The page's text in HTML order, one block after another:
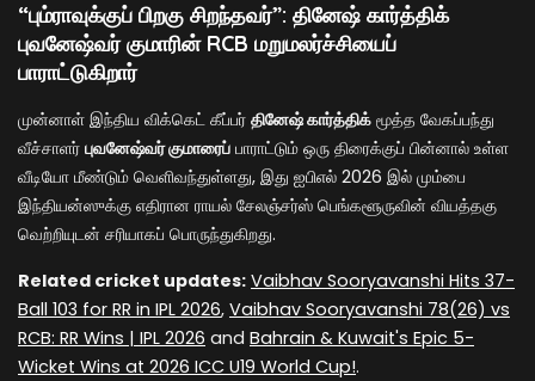
“பும்ராவுக்குப் பிறகு சிறந்தவர்”: தினேஷ் கார்த்திக்
புவனேஷ்வர் குமாரின் RCB மறுமலர்ச்சியைப்
பாராட்டுகிறார்
முன்னாள் இந்திய விக்கெட் கீப்பர் தினேஷ் கார்த்திக் மூத்த வேகப்பந்து
வீச்சாளர் புவனேஷ்வர் குமாரைப் பாராட்டும் ஒரு திரைக்குப் பின்னால் உள்ள
வீடியோ மீண்டும் வெளிவந்துள்ளது, இது ஐபிஎல் 2026 இல் மும்பை
இந்தியன்ஸுக்கு எதிரான ராயல் சேலஞ்சர்ஸ் பெங்களூருவின் வியத்தகு
வெற்றியுடன் சரியாகப் பொருந்துகிறது.
Related cricket updates: Vaibhav Sooryavanshi Hits 37-
Ball 103 for RR in IPL 2026, Vaibhav Sooryavanshi 78(26) vs
RCB: RR Wins | IPL 2026 and Bahrain & Kuwait's Epic 5-
Wicket Wins at 2026 ICC U19 World Cup!.